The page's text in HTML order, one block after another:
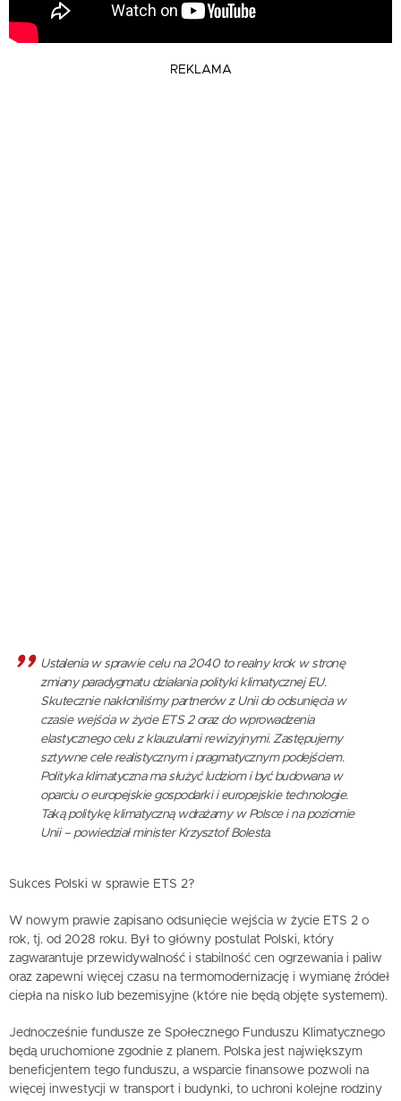
REKLAMA
Ustalenia w sprawie celu na 2040 to realny krok w stronę
zmiany paradygmatu działania polityki klimatycznej EU.
Skutecznie nakłoniliśmy partnerów z Unii do odsunięcia w
czasie wejścia w życie ETS 2 oraz do wprowadzenia
elastycznego celu z klauzulami rewizyjnymi. Zastępujemy
sztywne cele realistycznym i pragmatycznym podejściem.
Polityka klimatyczna ma służyć ludziom i być budowana w
oparciu o europejskie gospodarki i europejskie technologie.
Taką politykę klimatyczną wdrażamy w Polsce i na poziomie
Unii – powiedział minister Krzysztof Bolesta.
Sukces Polski w sprawie ETS 2?
W nowym prawie zapisano odsunięcie wejścia w życie ETS 2 o
rok, tj. od 2028 roku. Był to główny postulat Polski, który
zagwarantuje przewidywalność i stabilność cen ogrzewania i paliw
oraz zapewni więcej czasu na termomodernizację i wymianę źródeł
ciepła na nisko lub bezemisyjne (które nie będą objęte systemem).
Jednocześnie fundusze ze Społecznego Funduszu Klimatycznego
będą uruchomione zgodnie z planem. Polska jest największym
beneficjentem tego funduszu, a wsparcie finansowe pozwoli na
więcej inwestycji w transport i budynki, to uchroni kolejne rodziny